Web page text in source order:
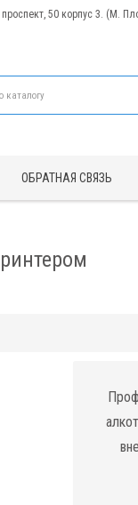
проспект, 50 корпус 3. (М.
ОБРАТНАЯ СВЯЗЬ